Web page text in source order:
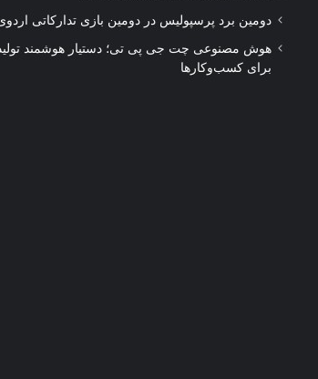
دومین برد پرسپولیس در دومین بازی تدارکاتی
هوش مصنوعی چت جی پی تی؛ دستیار هوشمند
برای کسب‌وکارها